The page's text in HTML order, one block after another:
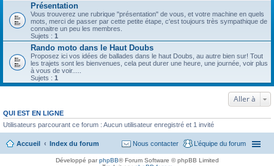
Présentation
Vous trouverez une rubrique "présentation" de vous, et votre machine en quels
mots, merci de passer par cette petite étape, c'est toujours très sympathique de
connaitre un peu les membres.
Sujets : 1
Rando moto dans le Haut Doubs
Proposez ici vos idées de ballades dans le haut Doubs, au autre bien sur! Tout
les trajets sont les bienvenues, cela peut durer une heure, une journée, voir plus
à vous de voir.....
Sujets : 1
Aller à
QUI EST EN LIGNE
Utilisateurs parcourant ce forum : Aucun utilisateur enregistré et 1 invité
Accueil Index du forum L’équipe du forum
Nous contacter
Développé parphpBB® Forum Software © phpBB Limited